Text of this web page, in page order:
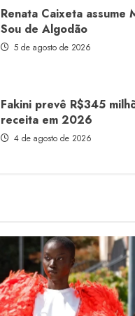
Renata Caixeta assume
Sou de Algodão
5 de agosto de 2026
Fakini prevê R$345
receita em 2026
4 de agosto de 2026
Dia dos Pais reforça
moda no varejo